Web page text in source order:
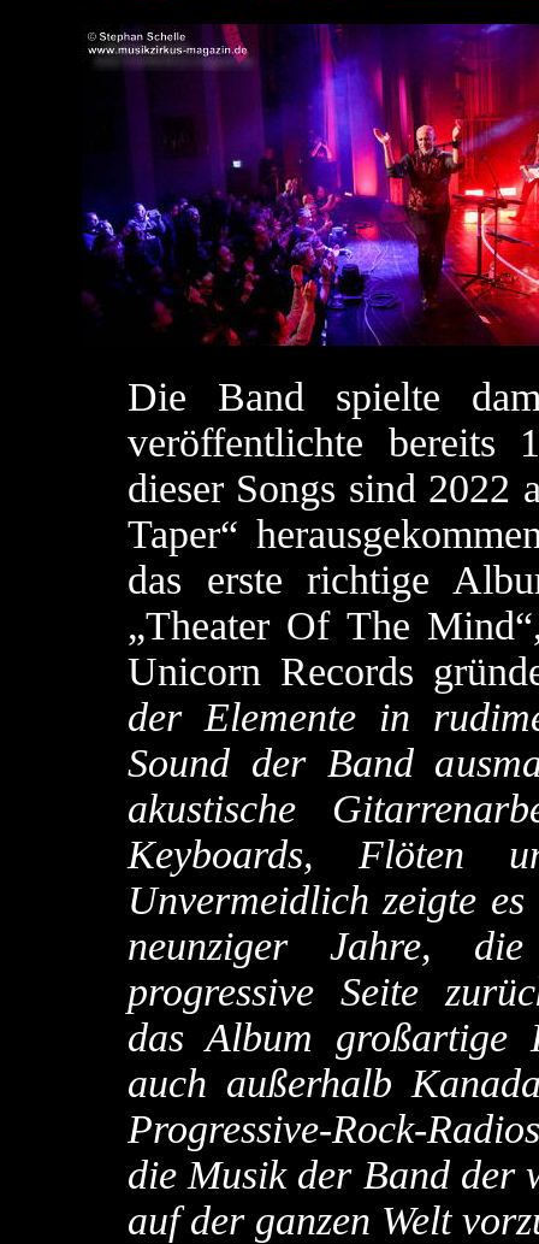
Die Band spielte
veröffentlichte bereits
dieser Songs sind 2022
Taper“
das erste richtige
„Theater Of The
Unicorn Records
der Elemente in
Sound der Band
akustische
Keyboards, Flöten
Unvermeidlich zeigte
neunziger Jahre,
progressive Seite
das Album
auch außerhalb
Progressive-Rock-
die Musik der Band der
auf der ganzen Welt